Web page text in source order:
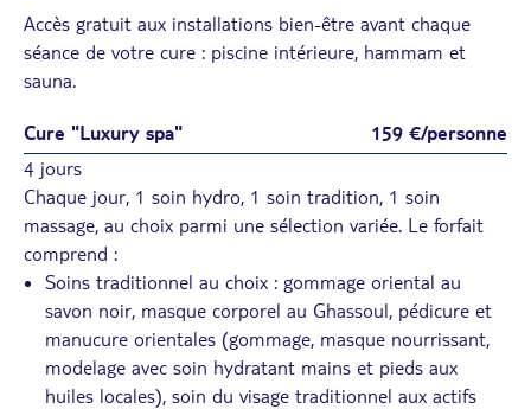
Accès gratuit aux installations bien-être avant chaque
séance de votre cure : piscine intérieure, hammam et
sauna.
Cure "Luxury spa"
159 €/personne
4 jours
Chaque jour, 1 soin hydro, 1 soin tradition, 1 soin
massage, au choix parmi une sélection variée. Le forfait
comprend :
Soins traditionnel au choix : gommage oriental au
savon noir, masque corporel au Ghassoul, pédicure et
manucure orientales (gommage, masque nourrissant,
modelage avec soin hydratant mains et pieds aux
huiles locales), soin du visage traditionnel aux actifs